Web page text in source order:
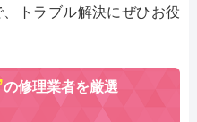
トラブル解決にぜひお役
の修理業者を厳選